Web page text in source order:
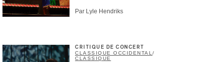
Par Lyle Hendriks
CRITIQUE DE CONCERT
CLASSIQUE OCCIDENTAL /
CLASSIQUE